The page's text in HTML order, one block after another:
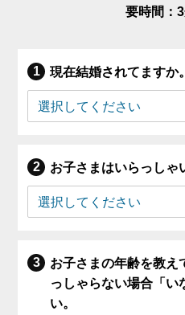
要時間：3
現在結婚されてますか。
お子さまはいらっしゃ
お子さまの年齢を教え
っしゃらない場合「い
い。